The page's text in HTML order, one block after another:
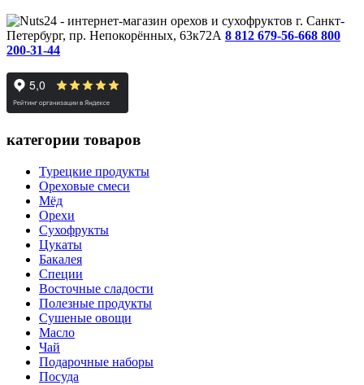
г. Санкт-
Петербург, пр. Непокорённых, 63к72А 8 812 679-56-668 800
200-31-44
категории товаров
Турецкие продукты
Ореховые смеси
Мёд
Орехи
Сухофрукты
Цукаты
Бакалея
Специи
Восточные сладости
Полезные продукты
Сушеные овощи
Масло
Чай
Подарочные наборы
Посуда